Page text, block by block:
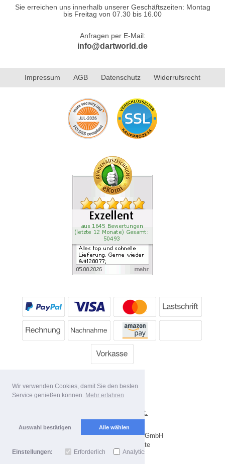
Wir verwenden Cookies, damit Sie den besten
Service genießen können. Mehr erfahren
Auswahl bestätigen Alle wählen
Einstellungen: Erforderlich Analytics
Sie erreichen uns innerhalb unserer Geschäftszeiten: Montag
bis Freitag von 07.30 bis 16.00
Anfragen per E-Mail:
info@dartworld.de
Impressum AGB Datenschutz Widerrufsrecht
Alle Preise inkl. MwSt.
Lieferbedingungen
Copyright 2026 by Dartpoint GmbH
Mobile Shop by Shopgate